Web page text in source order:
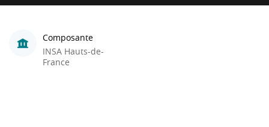
Composante
INSA Hauts-de-
France